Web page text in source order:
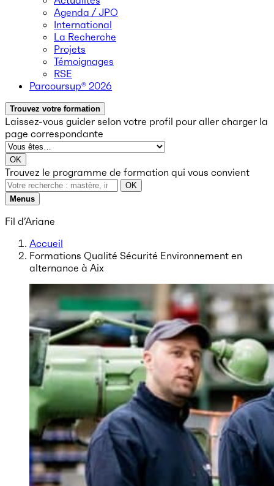
Agenda / JPO
International
La Recherche
Projets
Témoignages
RSE
Parcoursup® 2026
Trouvez votre formation
Laissez-vous guider selon votre profil pour aller charger la
page correspondante
OK
Trouvez le programme de formation qui vous convient
OK
Menus
Fil d’Ariane
Accueil
Formations Qualité Sécurité Environnement en
alternance à Aix